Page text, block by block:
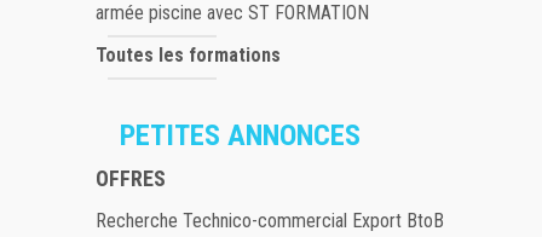
armée piscine avec ST FORMATION
Toutes les formations
PETITES ANNONCES
OFFRES
Recherche Technico-commercial Export BtoB